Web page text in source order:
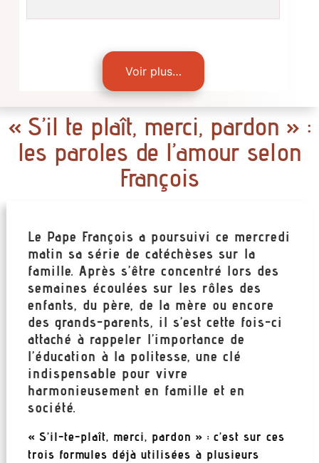
Voir plus…
« S’il te plaît, merci, pardon » :
les paroles de l’amour selon
François
Le Pape François a poursuivi ce mercredi
matin sa série de catéchèses sur la
famille. Après s’être concentré lors des
semaines écoulées sur les rôles des
enfants, du père, de la mère ou encore
des grands-parents, il s’est cette fois-ci
attaché à rappeler l’importance de
l’éducation à la politesse, une clé
indispensable pour vivre
harmonieusement en famille et en
société.
« S’il-te-plaît, merci, pardon » : c’est sur ces
trois formules déjà utilisées à plusieurs